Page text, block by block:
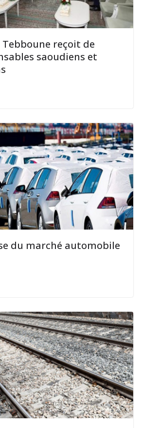
reçoit de
saoudiens et
du marché automobile